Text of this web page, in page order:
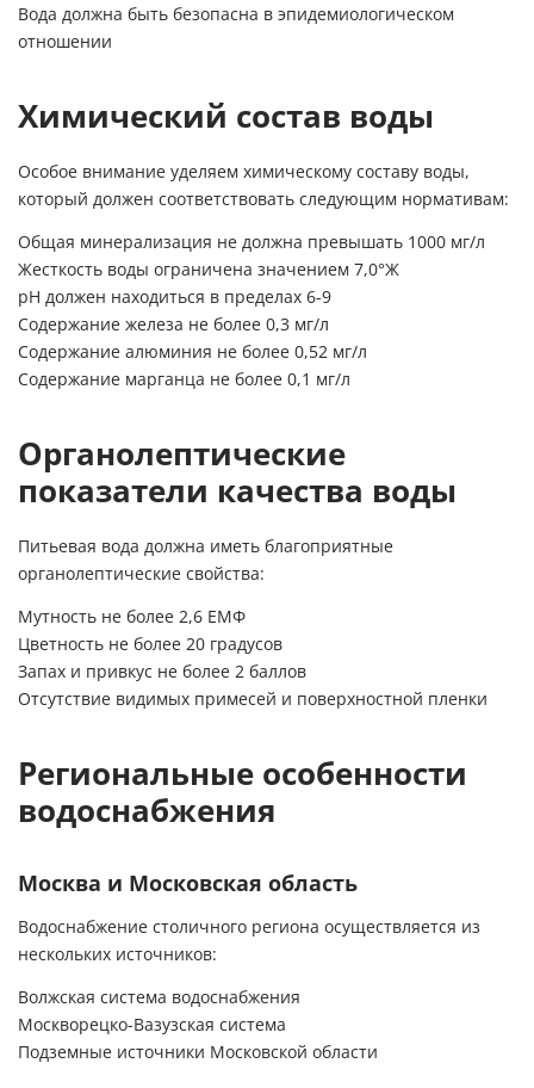
Вода должна быть безопасна в эпидемиологическом
отношении
Химический состав воды
Особое внимание уделяем химическому составу воды,
который должен соответствовать следующим нормативам:
Общая минерализация не должна превышать 1000 мг/л
Жесткость воды ограничена значением 7,0°Ж
pH должен находиться в пределах 6-9
Содержание железа не более 0,3 мг/л
Содержание алюминия не более 0,52 мг/л
Содержание марганца не более 0,1 мг/л
Органолептические
показатели качества воды
Питьевая вода должна иметь благоприятные
органолептические свойства:
Мутность не более 2,6 ЕМФ
Цветность не более 20 градусов
Запах и привкус не более 2 баллов
Отсутствие видимых примесей и поверхностной пленки
Региональные особенности
водоснабжения
Москва и Московская область
Водоснабжение столичного региона осуществляется из
нескольких источников:
Волжская система водоснабжения
Москворецко-Вазузская система
Подземные источники Московской области